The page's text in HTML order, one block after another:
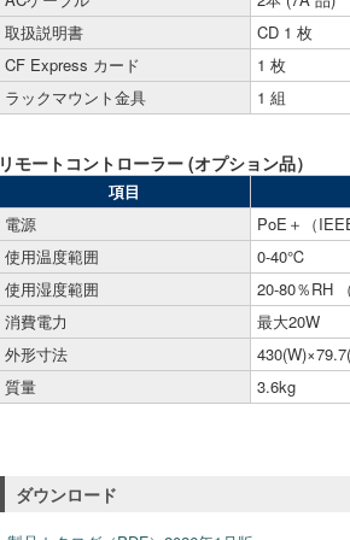
取扱説明書
CD 1 枚
CF Express カード
1 枚
ラックマウント金具
1 組
リモートコントローラー (オプション品）
項目
電源
PoE＋（
使用温度範囲
0-40℃
使用湿度範囲
20-80％RH
消費電力
最大20W
外形寸法
質量
3.6kg
ダウンロード